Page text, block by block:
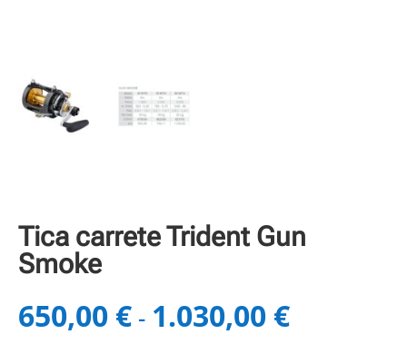
Tica carrete Trident Gun
Smoke
650,00 € - 1.030,00 €Rango
de